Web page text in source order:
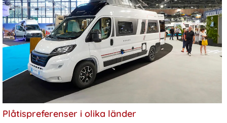
Plåtispreferenser i olika länder